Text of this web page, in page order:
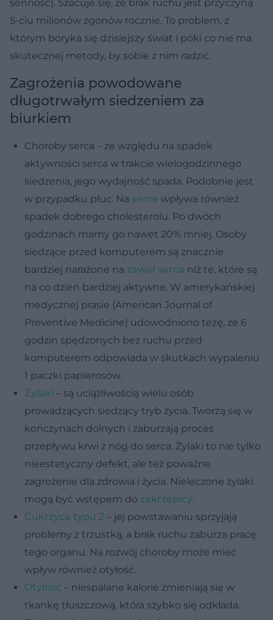
senność). Szacuje się, że brak ruchu jest przyczyną
5-ciu milionów zgonów rocznie. To problem, z
którym boryka się dzisiejszy świat i póki co nie ma
skutecznej metody, by sobie z nim radzić.
Zagrożenia powodowane
długotrwałym siedzeniem za
biurkiem
Choroby serca – ze względu na spadek
aktywności serca w trakcie wielogodzinnego
siedzenia, jego wydajność spada. Podobnie jest
w przypadku płuc. Na serce wpływa również
spadek dobrego cholesterolu. Po dwóch
godzinach mamy go nawet 20% mniej. Osoby
siedzące przed komputerem są znacznie
bardziej narażone na zawał serca niż te, które są
na co dzień bardziej aktywne. W amerykańskiej
medycznej prasie (American Journal of
Preventive Medicine) udowodniono tezę, że 6
godzin spędzonych bez ruchu przed
komputerem odpowiada w skutkach wypaleniu
1 paczki papierosów.
Żylaki – są uciążliwością wielu osób
prowadzących siedzący tryb życia. Tworzą się w
kończynach dolnych i zaburzają proces
przepływu krwi z nóg do serca. Żylaki to nie tylko
nieestetyczny defekt, ale też poważne
zagrożenie dla zdrowia i życia. Nieleczone żylaki
mogą być wstępem do zakrzepicy.
Cukrzyca typu 2 – jej powstawaniu sprzyjają
problemy z trzustką, a brak ruchu zaburza pracę
tego organu. Na rozwój choroby może mieć
wpływ również otyłość.
Otyłość – niespalane kalorie zmieniają się w
tkankę tłuszczową, która szybko się odkłada.